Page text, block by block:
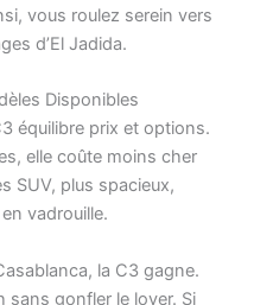
vous roulez serein vers
d’El Jadida.
Disponibles
équilibre prix et options.
elle coûte moins cher
SUV, plus spacieux,
vadrouille.
la C3 gagne.
gonfler le loyer. Si